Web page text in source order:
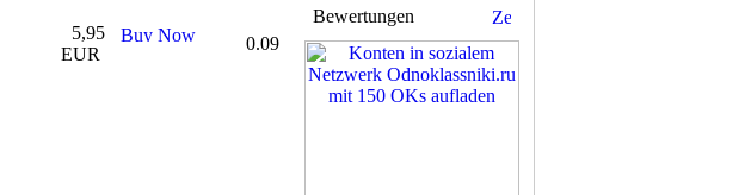
5,95
EUR
0.09
Bewertungen